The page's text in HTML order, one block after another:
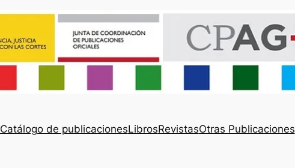
Catálogo de publicacionesLibrosRevistasOtras Publicaciones